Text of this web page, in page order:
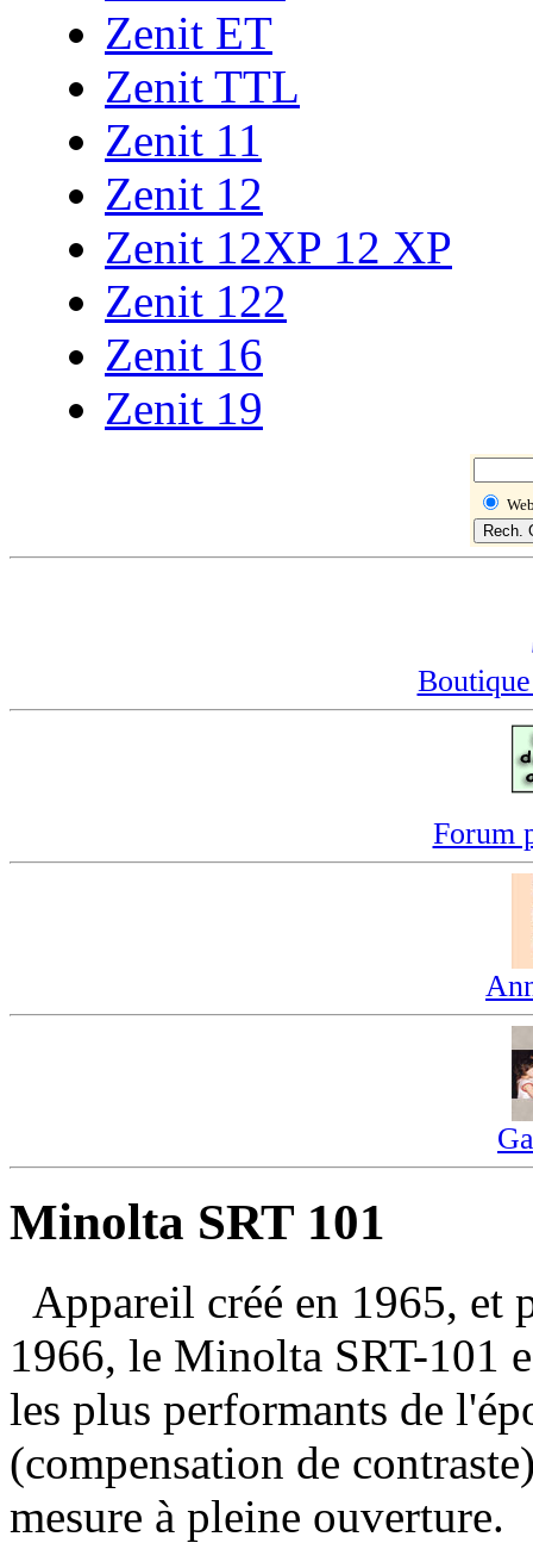
Zenit ET
Zenit TTL
Zenit 11
Zenit 12
Zenit 12XP 12 XP
Zenit 122
Zenit 16
Zenit 19
Forum
Minolta SRT 101
Appareil créé en 1965, et
1966, le Minolta SRT-101
les plus performants de
(compensation de
mesure à pleine ouverture.